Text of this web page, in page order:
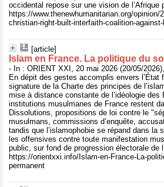
occidental repose sur une vision de l’Afrique
https://www.thenewhumanitarian.org/opinion/
christian-right-built-interfaith-coalition-
[article]
Islam en France. La politique du
- In : ORIENT XXI, 20 mai 2026 (20/05/
En dépit des gestes accomplis envers l’État
signature de la Charte des principes de
mise à distance constante de l’idéologie des
institutions musulmanes de France restent
Dissolutions, propositions de loi contre le
musulmans, commissions d’enquête,
tandis que l’islamophobie se répand dans la
les offensives contre toute manifestation
public, sur fond de progression électorale de
https://orientxxi.info/Islam-en-France-La-
permanent